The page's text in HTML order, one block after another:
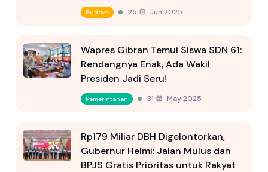
Budaya 25 Jun 2025
Wapres Gibran Temui Siswa SDN 61:
Rendangnya Enak, Ada Wakil
Presiden Jadi Seru!
Pemerintahan 31 May 2025
Rp179 Miliar DBH Digelontorkan,
Gubernur Helmi: Jalan Mulus dan
BPJS Gratis Prioritas untuk Rakyat